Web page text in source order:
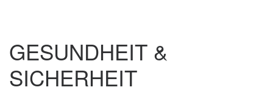
GESUNDHEIT &
SICHERHEIT